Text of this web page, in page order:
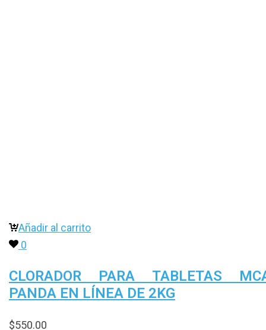
Añadir al carrito
0
CLORADOR PARA TABLETAS
PANDA EN LÍNEA DE 2KG
$550.00